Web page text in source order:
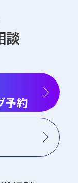
談
予約